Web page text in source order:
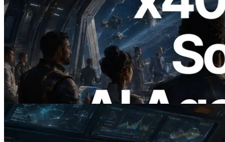
2026.07.04
ERPC запускает Solana RPC с
поддержкой x402 — Эпоха, в которой
AI-агенты платят за нужные API по
требованию
Читать статью